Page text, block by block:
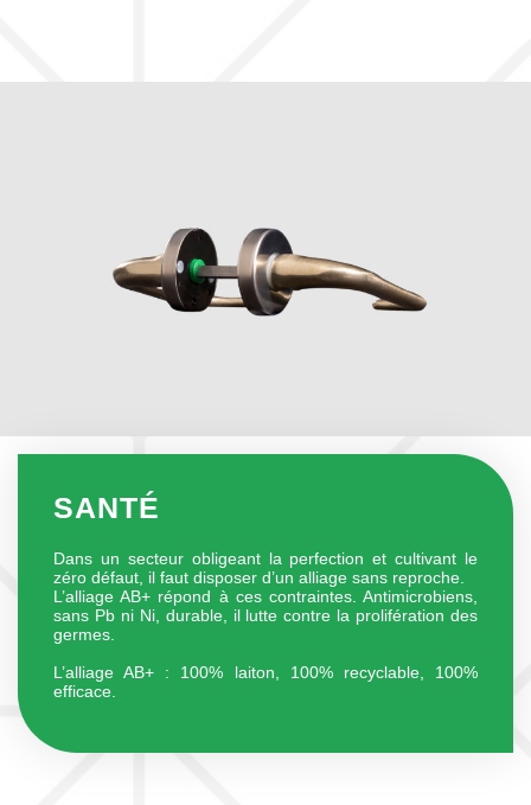
SANTÉ
Dans un secteur obligeant la perfection et cultivant le
zéro défaut, il faut disposer d’un alliage sans reproche.
L’alliage AB+ répond à ces contraintes. Antimicrobiens,
sans Pb ni Ni, durable, il lutte contre la prolifération des
germes.
L’alliage AB+ : 100% laiton, 100% recyclable, 100%
efficace.